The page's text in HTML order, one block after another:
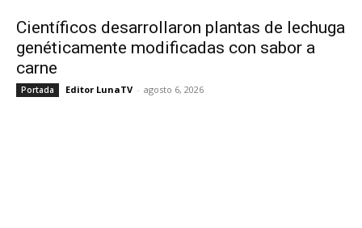
Científicos desarrollaron plantas de lechuga
genéticamente modificadas con sabor a
carne
Portada Editor LunaTV - agosto 6, 2026